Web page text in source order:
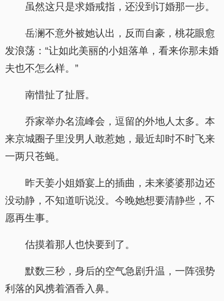
虽然这只是求婚戒指，还没到订婚那一步。
岳澜不意外被她认出，反而自豪，桃花眼愈
发浪荡：“让如此美丽的小姐落单，看来你那未婚
夫也不怎么样。”
南惜扯了扯唇。
乔家举办名流峰会，逗留的外地人太多。本
来京城圈子里没男人敢惹她，最近却时不时飞来
一两只苍蝇。
昨天姜小姐婚宴上的插曲，未来婆婆那边还
没动静，不知道听说没。今晚她想要清静些，不
愿再生事。
估摸着那人也快要到了。
默数三秒，身后的空气急剧升温，一阵强势
利落的风携着酒香入鼻。